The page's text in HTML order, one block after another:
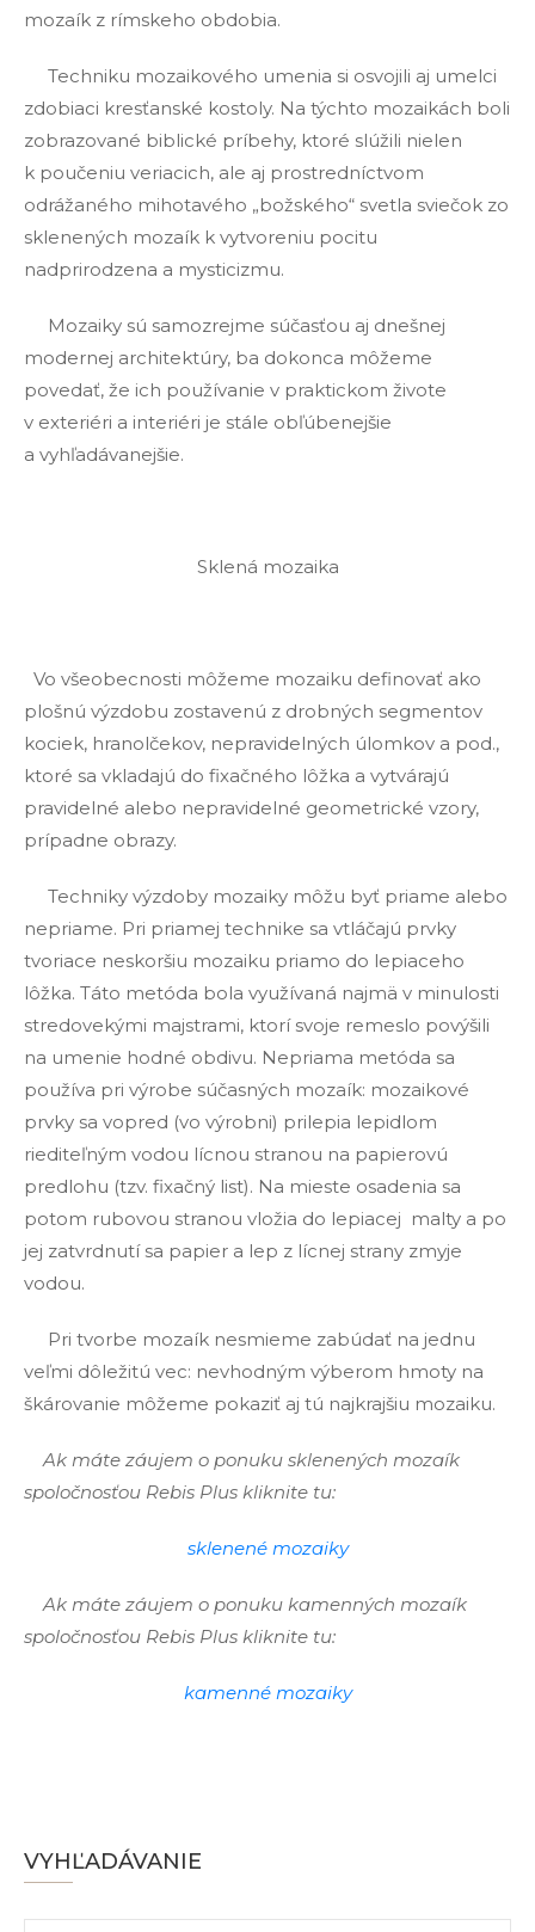
mozaík z rímskeho obdobia.
Techniku mozaikového umenia si osvojili aj umelci
zdobiaci kresťanské kostoly. Na týchto mozaikách boli
zobrazované biblické príbehy, ktoré slúžili nielen
k poučeniu veriacich, ale aj prostredníctvom
odrážaného mihotavého „božského“ svetla sviečok zo
sklenených mozaík k vytvoreniu pocitu
nadprirodzena a mysticizmu.
Mozaiky sú samozrejme súčasťou aj dnešnej
modernej architektúry, ba dokonca môžeme
povedať, že ich používanie v praktickom živote
v exteriéri a interiéri je stále obľúbenejšie
a vyhľadávanejšie.
Sklená mozaika
Vo všeobecnosti môžeme mozaiku definovať ako
plošnú výzdobu zostavenú z drobných segmentov
kociek, hranolčekov, nepravidelných úlomkov a pod.,
ktoré sa vkladajú do fixačného lôžka a vytvárajú
pravidelné alebo nepravidelné geometrické vzory,
prípadne obrazy.
Techniky výzdoby mozaiky môžu byť priame alebo
nepriame. Pri priamej technike sa vtláčajú prvky
tvoriace neskoršiu mozaiku priamo do lepiaceho
lôžka. Táto metóda bola využívaná najmä v minulosti
stredovekými majstrami, ktorí svoje remeslo povýšili
na umenie hodné obdivu. Nepriama metóda sa
používa pri výrobe súčasných mozaík: mozaikové
prvky sa vopred (vo výrobni) prilepia lepidlom
riediteľným vodou lícnou stranou na papierovú
predlohu (tzv. fixačný list). Na mieste osadenia sa
potom rubovou stranou vložia do lepiacej malty a po
jej zatvrdnutí sa papier a lep z lícnej strany zmyje
vodou.
Pri tvorbe mozaík nesmieme zabúdať na jednu
veľmi dôležitú vec: nevhodným výberom hmoty na
škárovanie môžeme pokaziť aj tú najkrajšiu mozaiku.
Ak máte záujem o ponuku sklenených mozaík
spoločnosťou Rebis Plus kliknite tu:
sklenené mozaiky
Ak máte záujem o ponuku kamenných mozaík
spoločnosťou Rebis Plus kliknite tu:
kamenné mozaiky
VYHĽADÁVANIE